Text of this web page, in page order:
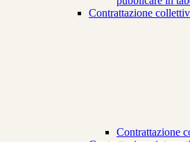
Contrattazione
Contrattazione